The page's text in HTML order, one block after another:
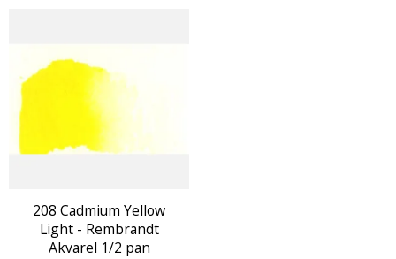
208 Cadmium Yellow
Light - Rembrandt
Akvarel 1/2 pan